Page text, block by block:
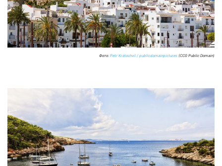
Фото: Petr Kratochvil / publicdomainpictures (CC0 Public Domain)